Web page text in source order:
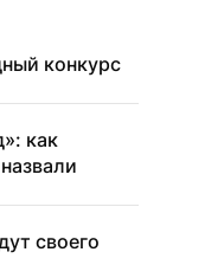
конкурс
как
своего